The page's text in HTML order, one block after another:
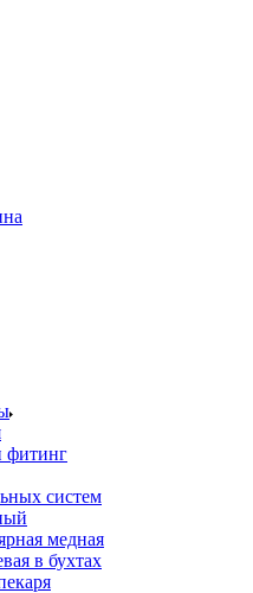
фитинг
систем
медная
в бухтах